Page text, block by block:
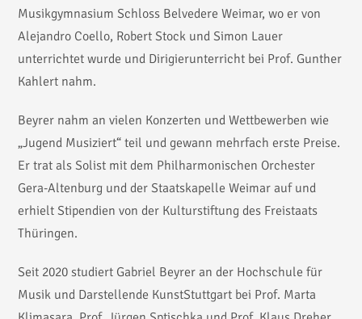
Musikgymnasium Schloss Belvedere Weimar, wo er von
Alejandro Coello, Robert Stock und Simon Lauer
unterrichtet wurde und Dirigierunterricht bei Prof. Gunther
Kahlert nahm.
Beyrer nahm an vielen Konzerten und Wettbewerben wie
„Jugend Musiziert“ teil und gewann mehrfach erste Preise.
Er trat als Solist mit dem Philharmonischen Orchester
Gera-Altenburg und der Staatskapelle Weimar auf und
erhielt Stipendien von der Kulturstiftung des Freistaats
Thüringen.
Seit 2020 studiert Gabriel Beyrer an der Hochschule für
Musik und Darstellende KunstStuttgart bei Prof. Marta